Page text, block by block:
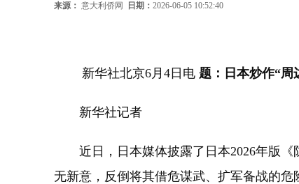
来源： 意大利侨网 日期： 2026-06-05 10:52:40
新华社北京6月4日电 题：日本炒作“周
新华社记者
近日，日本媒体披露了日本2026年版《
无新意，反倒将其借危谋武、扩军备战的